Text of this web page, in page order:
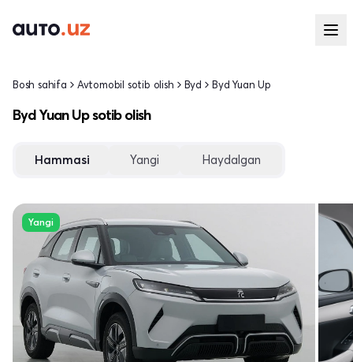
Bosh sahifa Avtomobil sotib olish Byd Byd Yuan Up
Byd Yuan Up sotib olish
Hammasi Yangi Haydalgan
Yangi